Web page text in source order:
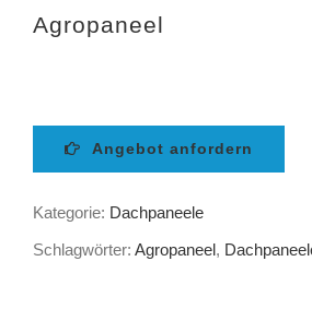
Agropaneel
Angebot anfordern
Kategorie: Dachpaneele
Schlagwörter: Agropaneel,